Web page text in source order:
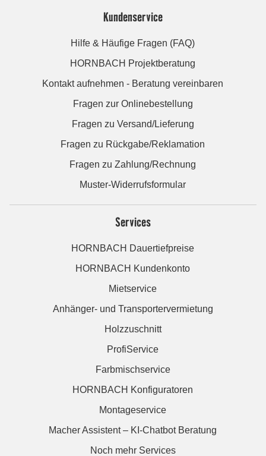
Kundenservice
Hilfe & Häufige Fragen (FAQ)
HORNBACH Projektberatung
Kontakt aufnehmen - Beratung vereinbaren
Fragen zur Onlinebestellung
Fragen zu Versand/Lieferung
Fragen zu Rückgabe/Reklamation
Fragen zu Zahlung/Rechnung
Muster-Widerrufsformular
Services
HORNBACH Dauertiefpreise
HORNBACH Kundenkonto
Mietservice
Anhänger- und Transportervermietung
Holzzuschnitt
ProfiService
Farbmischservice
HORNBACH Konfiguratoren
Montageservice
Macher Assistent – KI-Chatbot Beratung
Noch mehr Services